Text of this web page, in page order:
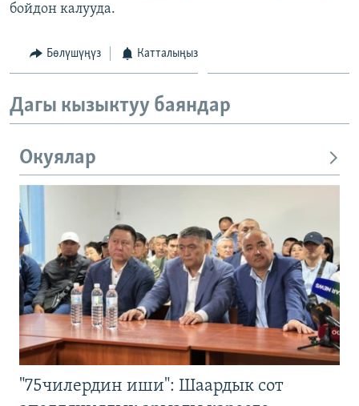
бойдон калууда.
Бөлүшүңүз Катталыңыз
Дагы кызыктуу баяндар
Окуялар
"75чилердин иши": Шаардык сот